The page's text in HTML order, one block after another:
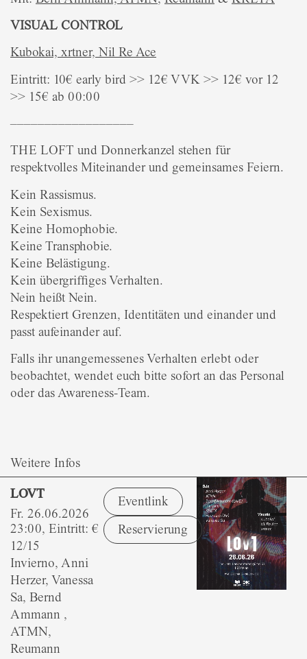
VISUAL CONTROL
Kubokai, xrtner, Nil Re Ace
Eintritt: 10€ early bird >> 12€ VVK >> 12€ vor 12
>> 15€ ab 00:00
––––––––––––––––––
THE LOFT und Donnerkanzel stehen für
respektvolles Miteinander und gemeinsames Feiern.
Kein Rassismus.
Kein Sexismus.
Keine Homophobie.
Keine Transphobie.
Keine Belästigung.
Kein übergriffiges Verhalten.
Nein heißt Nein.
Respektiert Grenzen, Identitäten und einander und
passt aufeinander auf.
Falls ihr unangemessenes Verhalten erlebt oder
beobachtet, wendet euch bitte sofort an das Personal
oder das Awareness-Team.
Weitere Infos
LOVT
Fr. 26.06.2026
23:00, Eintritt: €
12/15
Invierno, Anni
Herzer, Vanessa
Sa, Bernd
Ammann ,
ATMN,
Reumann
Eventlink
Reservierung